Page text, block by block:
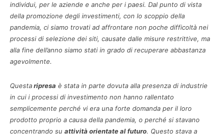
individui, per le aziende e anche per i paesi. Dal punto di vista
della promozione degli investimenti, con lo scoppio della
pandemia, ci siamo trovati ad affrontare non poche difficoltà nei
processi di selezione dei siti, causate dalle misure restrittive, ma
alla fine dell’anno siamo stati in grado di recuperare abbastanza
agevolmente.
Questaripresa è stata in parte dovuta alla presenza di industrie
in cui i processi di investimento non hanno rallentato
semplicemente perché vi era una forte domanda per il loro
prodotto proprio a causa della pandemia, o perché si stavano
concentrando su attività orientate al futuro. Questo stava a